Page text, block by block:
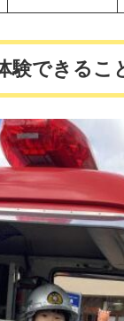
験できるこ